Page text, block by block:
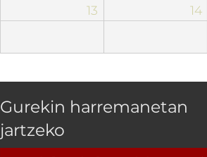
13
14
Gurekin harremanetan
jartzeko